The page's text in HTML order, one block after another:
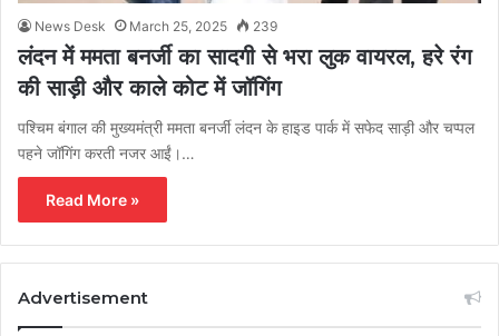
News Desk March 25, 2025 239
लंदन में ममता बनर्जी का सादगी से भरा लुक वायरल, हरे रंग
की साड़ी और काले कोट में जॉगिंग
पश्चिम बंगाल की मुख्यमंत्री ममता बनर्जी लंदन के हाइड पार्क में सफेद साड़ी और चप्पल
पहने जॉगिंग करती नजर आईं।…
Read More »
Advertisement